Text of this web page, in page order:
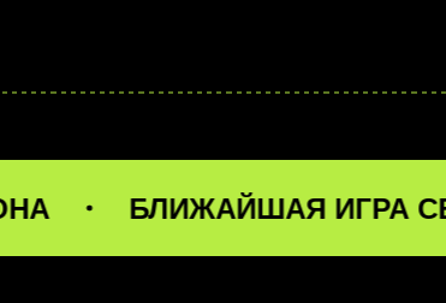
БЛИЖАЙШАЯ ИГРА СЕЗОНА
5 августа | 19:00